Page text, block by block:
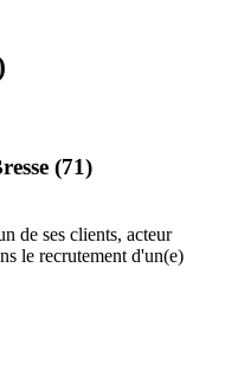
(71)
de ses clients, acteur
le recrutement d'un(e)